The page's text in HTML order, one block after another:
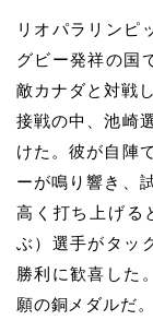
リオパラリンピ
グビー発祥の国
敵カナダと対戦
接戦の中、池崎
けた。彼が自陣
ーが鳴り響き、
高く打ち上げる
ぶ）選手がタッ
勝利に歓喜した
願の銅メダルだ。